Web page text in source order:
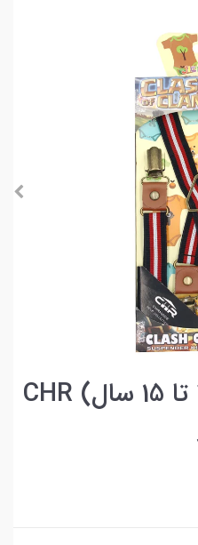
ساسبند نوجوان (7 تا 15 سال) CHR